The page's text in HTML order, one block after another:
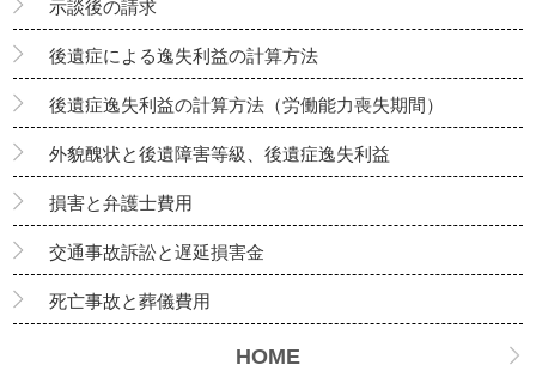
示談後の請求
後遺症による逸失利益の計算方法
後遺症逸失利益の計算方法（労働能力喪失期間）
外貌醜状と後遺障害等級、後遺症逸失利益
損害と弁護士費用
交通事故訴訟と遅延損害金
死亡事故と葬儀費用
HOME